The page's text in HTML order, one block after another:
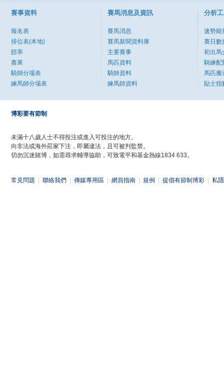
賽事資料
報名表
排位表(本地)
賠率
賽果
騎師分場表
練馬師分場表
賽馬消息及資訊
賽馬消息
賽馬新聞資料庫
主要賽事
馬匹資料
騎師資料
練馬師資料
分析
速勢能
賽日數
初出馬
騎練配
馬匹搬
貼士指
博彩要有節制
未滿十八歲人士不得投注或進入可投注的地方。
向非法或海外莊家下注，即屬違法，且可被判監禁。
切勿沉迷賭博，如需尋求輔導協助，可致電平和基金熱線1834 633。
常見問題 聯絡我們 傳媒專用區 網頁指南 規例 提倡有節制博彩 私